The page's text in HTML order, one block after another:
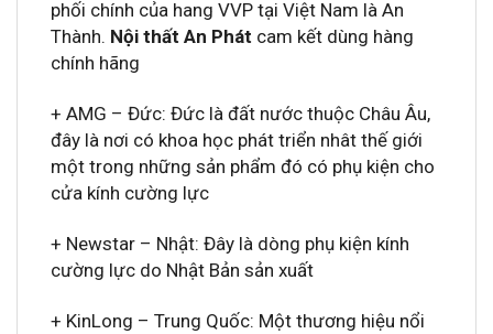
phối chính của hang VVP tại Việt Nam là An
Thành. Nội thất An Phát cam kết dùng hàng
chính hãng
+ AMG – Đức: Đức là đất nước thuộc Châu Âu,
đây là nơi có khoa học phát triển nhât thế giới
một trong những sản phẩm đó có phụ kiện cho
cửa kính cường lực
+ Newstar – Nhật: Đây là dòng phụ kiện kính
cường lực do Nhật Bản sản xuất
+ KinLong – Trung Quốc: Một thương hiệu nổi